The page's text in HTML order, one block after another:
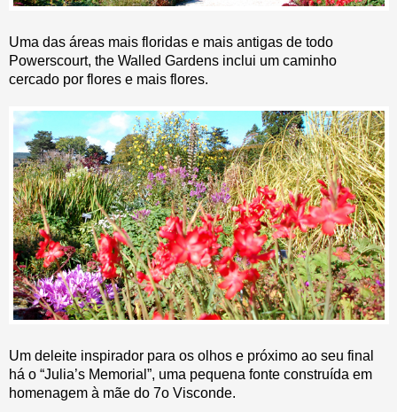
Uma das áreas mais floridas e mais antigas de todo
Powerscourt, the Walled Gardens inclui um caminho
cercado por flores e mais flores.
Um deleite inspirador para os olhos e próximo ao seu final
há o “Julia’s Memorial”, uma pequena fonte construída em
homenagem à mãe do 7o Visconde.